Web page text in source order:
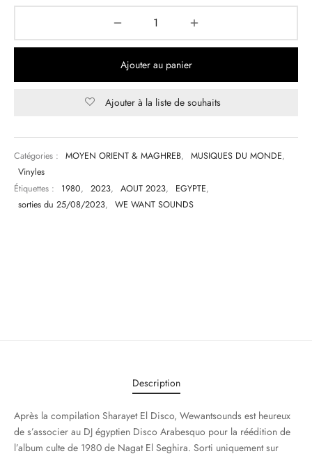
Ajouter au panier
Ajouter à la liste de souhaits
Catégories : MOYEN ORIENT & MAGHREB, MUSIQUES DU MONDE,
Vinyles
Étiquettes :
1980, 2023, AOUT 2023, EGYPTE,
sorties du 25/08/2023, WE WANT SOUNDS
Description
Après la compilation Sharayet El Disco, Wewantsounds est heureux
de s’associer au DJ égyptien Disco Arabesquo pour la réédition de
l’album culte de 1980 de Nagat El Seghira. Sorti uniquement sur
DAY 2025